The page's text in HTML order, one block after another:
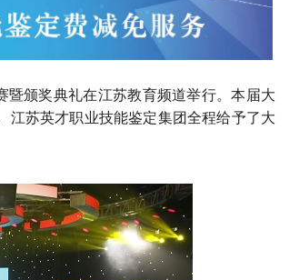
颁奖典礼在江苏教育频道举行。本届大
江苏英才职业技能鉴定集团全程给予了大